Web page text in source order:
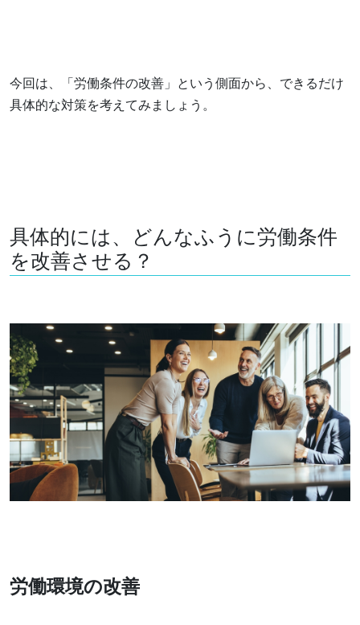
今回は、「労働条件の改善」という側面から、できるだけ
具体的な対策を考えてみましょう。
具体的には、どんなふうに労働条件
を改善させる？
労働環境の改善